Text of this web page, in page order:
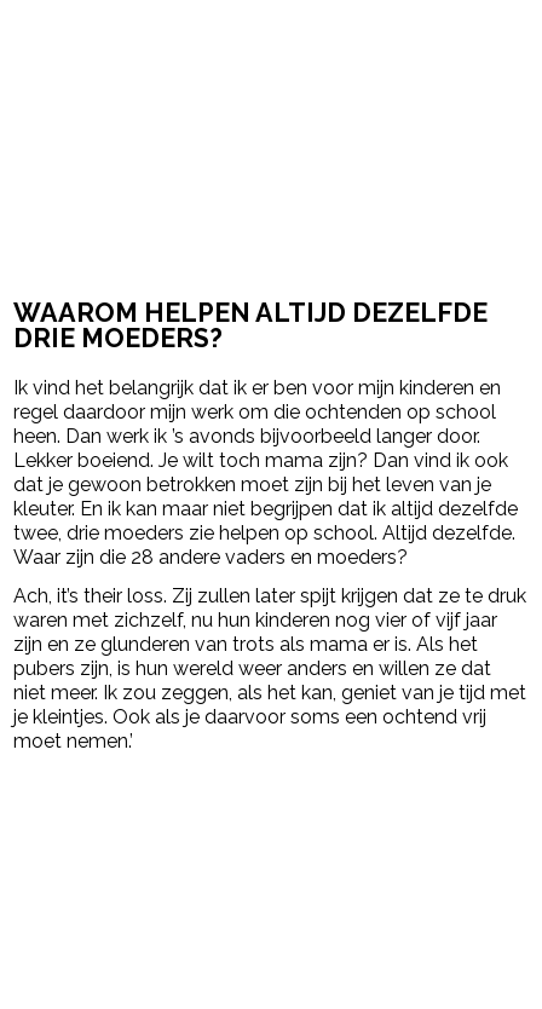
WAAROM HELPEN ALTIJD DEZELFDE
DRIE MOEDERS?
Ik vind het belangrijk dat ik er ben voor mijn kinderen en
regel daardoor mijn werk om die ochtenden op school
heen. Dan werk ik ’s avonds bijvoorbeeld langer door.
Lekker boeiend. Je wilt toch mama zijn? Dan vind ik ook
dat je gewoon betrokken moet zijn bij het leven van je
kleuter. En ik kan maar niet begrijpen dat ik altijd dezelfde
twee, drie moeders zie helpen op school. Altijd dezelfde.
Waar zijn die 28 andere vaders en moeders?
Ach, it’s their loss. Zij zullen later spijt krijgen dat ze te druk
waren met zichzelf, nu hun kinderen nog vier of vijf jaar
zijn en ze glunderen van trots als mama er is. Als het
pubers zijn, is hun wereld weer anders en willen ze dat
niet meer. Ik zou zeggen, als het kan, geniet van je tijd met
je kleintjes. Ook als je daarvoor soms een ochtend vrij
moet nemen.’